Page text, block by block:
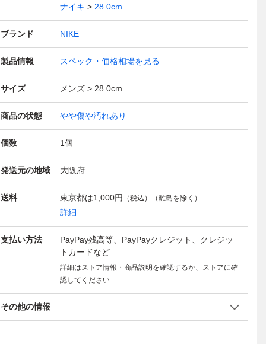
ナイキ
28.0cm
ブランド NIKE
製品情報 スペック・価格相場を見る
サイズ メンズ 28.0cm
商品の状態 やや傷や汚れあり
個数 1個
発送元の地域 大阪府
送料 東京都は1,000円 （税込）（離島を除く）
詳細
支払い方法
PayPay残高等、PayPayクレジット、クレジッ
トカードなど
詳細はストア情報・商品説明を確認するか、ストアに確
認してください
その他の情報